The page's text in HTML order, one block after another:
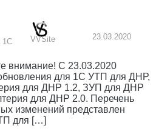
1С
VVSite 23.03.2020
внимание! С 23.03.2020
для 1С УТП для ДНР,
для ДНР 1.2, ЗУП для ДНР
для ДНР 2.0. Перечень
изменений представлен
для […]